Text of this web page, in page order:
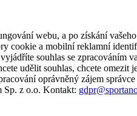
webu, a po získání vašeho
cookie a mobilní reklamní
souhlas se zpracováním
udělit souhlas, chcete omezit
oprávněný zájem
Sp. z o.o. Kontakt: